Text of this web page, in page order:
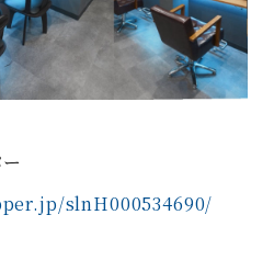
slnH000534690/